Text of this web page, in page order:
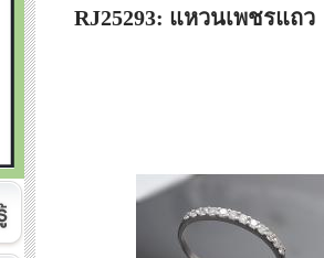
RJ25293: แหวนเพชรแถว